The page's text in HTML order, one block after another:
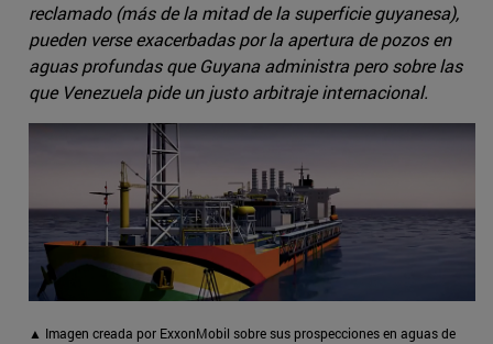
reclamado (más de la mitad de la superficie guyanesa),
pueden verse exacerbadas por la apertura de pozos en
aguas profundas que Guyana administra pero sobre las
que Venezuela pide un justo arbitraje internacional.
▲ Imagen creada por ExxonMobil sobre sus prospecciones en aguas de